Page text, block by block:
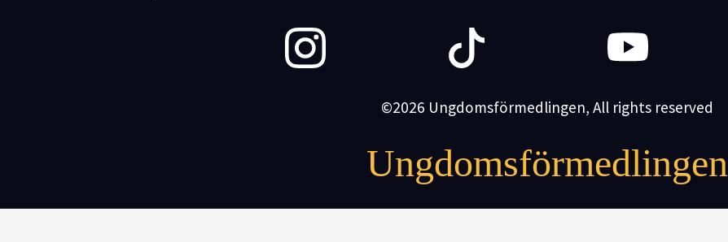
©2026 Ungdomsförmedlingen, All rights reserved
Ungdomsförmedlingen